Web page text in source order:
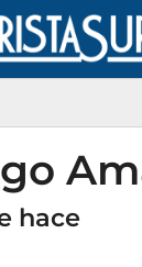
hace